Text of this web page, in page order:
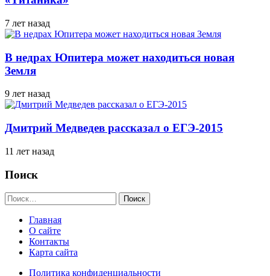
7 лет назад
В недрах Юпитера может находиться новая
Земля
9 лет назад
Дмитрий Медведев рассказал о ЕГЭ-2015
11 лет назад
Поиск
Найти:
Главная
О сайте
Контакты
Карта сайта
Политика конфиденциальности